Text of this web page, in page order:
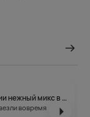
Букет из 51 альстромерии нежный микс в упаковке
вовремя